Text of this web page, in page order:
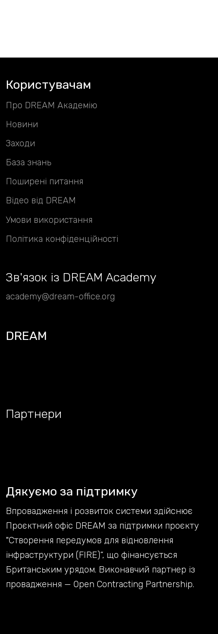
Користувачам
Про DREAM Академію
Новини
Умови використання
Політика конфіденційності
Заходи
База знань
Поширені питання
Відео від DREAM
academy@dream-office.org
Дякуємо за підтримку
Партнери
DREAM
Зв'язок із DREAM Academy
Впровадження і розвиток системи здійснює
Проєктний офіс DREAM за підтримки проєкту
"Створення передумов для відновлення
інфраструктури (FIRE)“, що фінансується
Британським урядом. Виконавчий партнер із
провадження — Open Contracting Partnership.